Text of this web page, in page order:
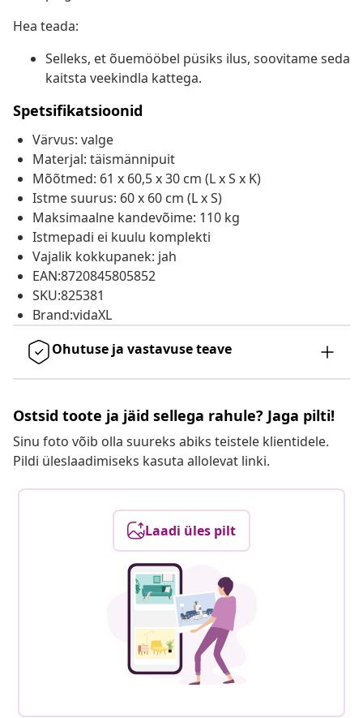
Hea teada:
Selleks, et õuemööbel püsiks ilus, soovitame seda
kaitsta veekindla kattega.
Spetsifikatsioonid
Värvus: valge
Materjal: täismännipuit
Mõõtmed: 61 x 60,5 x 30 cm (L x S x K)
Istme suurus: 60 x 60 cm (L x S)
Maksimaalne kandevõime: 110 kg
Istmepadi ei kuulu komplekti
Vajalik kokkupanek: jah
EAN:8720845805852
SKU:825381
Brand:vidaXL
Ohutuse ja vastavuse teave
Ostsid toote ja jäid sellega rahule? Jaga pilti!
Sinu foto võib olla suureks abiks teistele klientidele.
Pildi üleslaadimiseks kasuta allolevat linki.
Laadi üles pilt